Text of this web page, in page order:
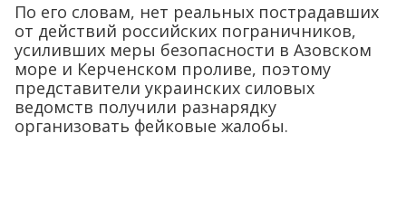
По его словам, нет реальных пострадавших
от действий российских пограничников,
усиливших меры безопасности в Азовском
море и Керченском проливе, поэтому
представители украинских силовых
ведомств получили разнарядку
организовать фейковые жалобы.